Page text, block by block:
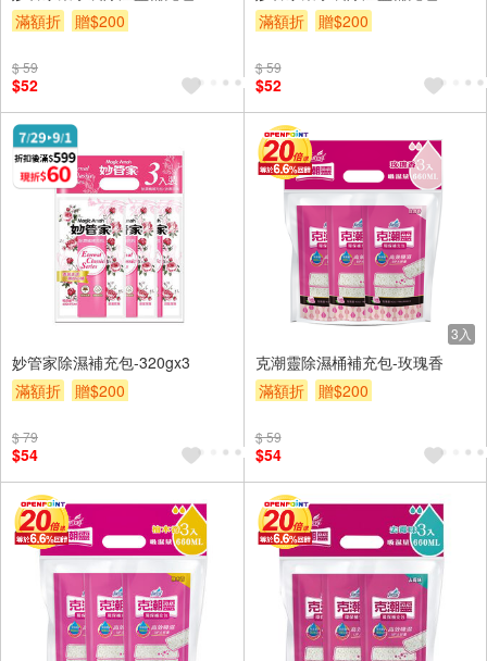
滿額折
贈$200
$ 59
$52
滿額折
贈$200
$ 59
$52
妙管家除濕補充包-320gx3
滿額折
贈$200
$ 79
$54
3入
克潮靈除濕桶補充包-玫瑰香
滿額折
贈$200
$ 59
$54